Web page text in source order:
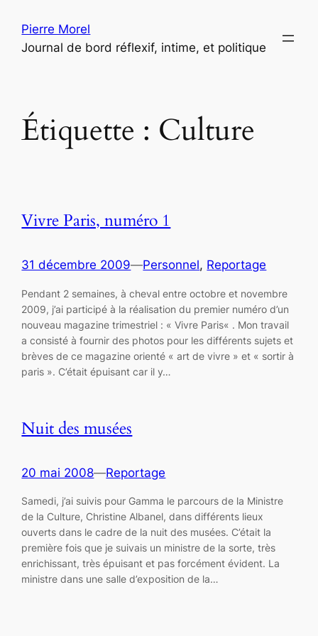
contenu
Pierre Morel
Journal de bord réflexif, intime, et politique
Étiquette : Culture
Vivre Paris, numéro 1
31 décembre 2009—Personnel, Reportage
Pendant 2 semaines, à cheval entre octobre et novembre
2009, j’ai participé à la réalisation du premier numéro d’un
nouveau magazine trimestriel : « Vivre Paris« . Mon travail
a consisté à fournir des photos pour les différents sujets et
brèves de ce magazine orienté « art de vivre » et « sortir à
paris ». C’était épuisant car il y…
Nuit des musées
20 mai 2008—Reportage
Samedi, j’ai suivis pour Gamma le parcours de la Ministre
de la Culture, Christine Albanel, dans différents lieux
ouverts dans le cadre de la nuit des musées. C’était la
première fois que je suivais un ministre de la sorte, très
enrichissant, très épuisant et pas forcément évident. La
ministre dans une salle d’exposition de la…